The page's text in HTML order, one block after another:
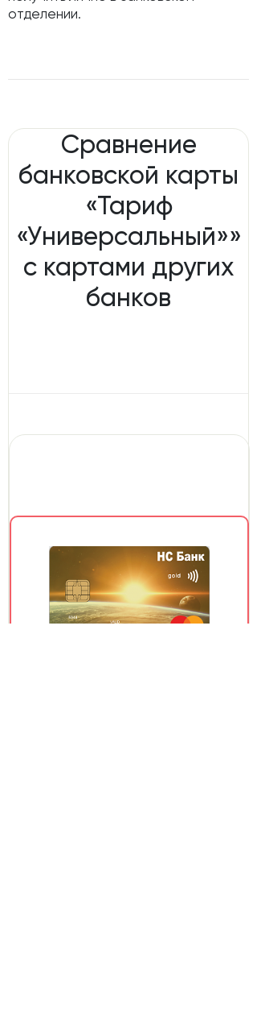
отделении.
Сравнение
банковской карты
«Тариф
«Универсальный»»
с картами других
банков